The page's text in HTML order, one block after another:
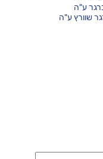
ע"ה
שוורץ ע"ה